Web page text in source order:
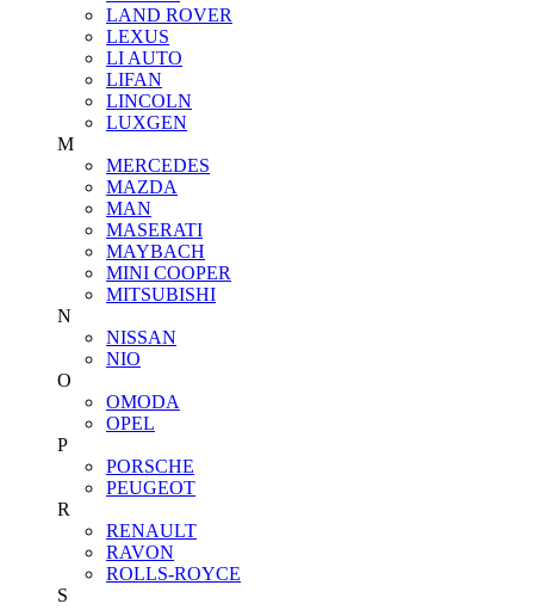
LAND ROVER
LEXUS
LI AUTO
LIFAN
LINCOLN
LUXGEN
M
MERCEDES
MAZDA
MAN
MASERATI
MAYBACH
MINI COOPER
MITSUBISHI
N
NISSAN
NIO
O
OMODA
OPEL
P
PORSCHE
PEUGEOT
R
RENAULT
RAVON
ROLLS-ROYCE
S